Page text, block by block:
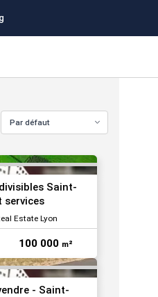
Par défaut
Saint-
services
Estate Lyon
100 000 m²
VOIR TOUTES LES PHOTOS
- Saint-